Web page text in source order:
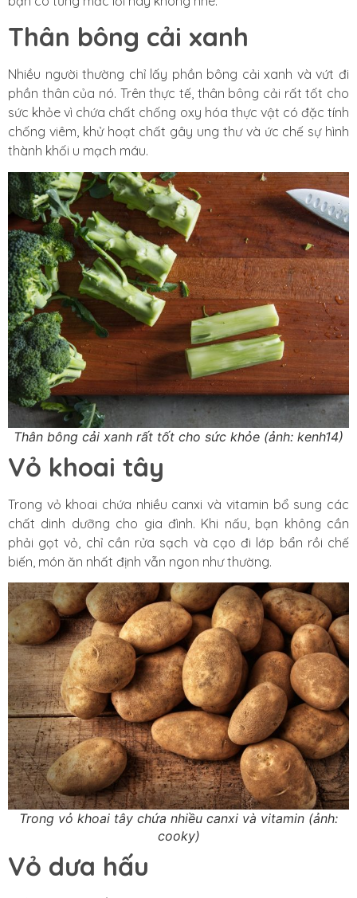
Thân bông cải xanh
Nhiều người thường chỉ lấy phần bông cải xanh và vứt đi
phần thân của nó. Trên thực tế, thân bông cải rất tốt cho
sức khỏe vì chứa chất chống oxy hóa thực vật có đặc tính
chống viêm, khử hoạt chất gây ung thư và ức chế sự hình
thành khối u mạch máu.
Thân bông cải xanh rất tốt cho sức khỏe (ảnh: kenh14)
Vỏ khoai tây
Trong vỏ khoai chứa nhiều canxi và vitamin bổ sung các
chất dinh dưỡng cho gia đình. Khi nấu, bạn không cần
phải gọt vỏ, chỉ cần rửa sạch và cạo đi lớp bẩn rồi chế
biến, món ăn nhất định vẫn ngon như thường.
Trong vỏ khoai tây chứa nhiều canxi và vitamin (ảnh:
cooky)
Vỏ dưa hấu